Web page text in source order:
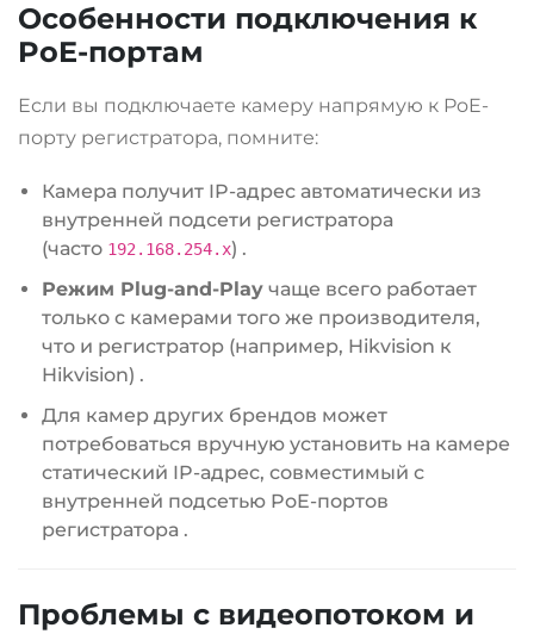
Особенности подключения к
PoE-портам
Если вы подключаете камеру напрямую к PoE-
порту регистратора, помните:
Камера получит IP-адрес автоматически из
внутренней подсети регистратора
(часто 192.168.254.x) .
Режим Plug-and-Play чаще всего работает
только с камерами того же производителя,
что и регистратор (например, Hikvision к
Hikvision) .
Для камер других брендов может
потребоваться вручную установить на камере
статический IP-адрес, совместимый с
внутренней подсетью PoE-портов
регистратора .
Проблемы с видеопотоком и